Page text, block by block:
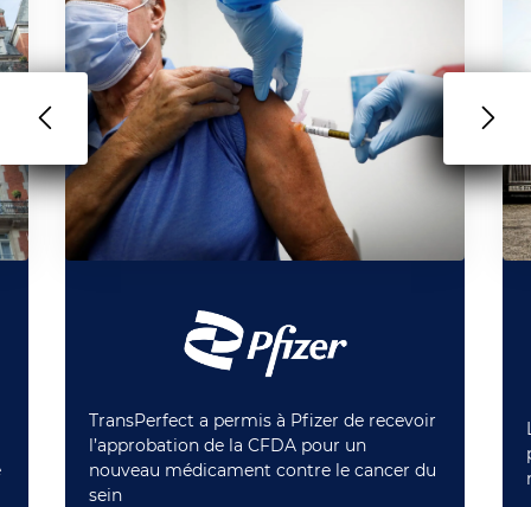
TransPerfect a permis à Pfizer de recevoir
l’approbation de la CFDA pour un
nouveau médicament contre le cancer du
sein